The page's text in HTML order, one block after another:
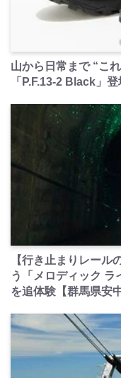
山から日常まで “こ
「P.F.13-2 Black」登
【行き止まりレール
う「メロディック ラ
を追体験【群馬県安